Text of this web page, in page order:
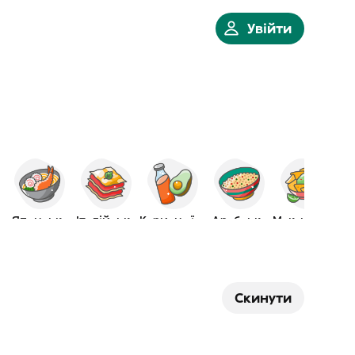
Увійти
Японська Італійська Арабська
Скинути